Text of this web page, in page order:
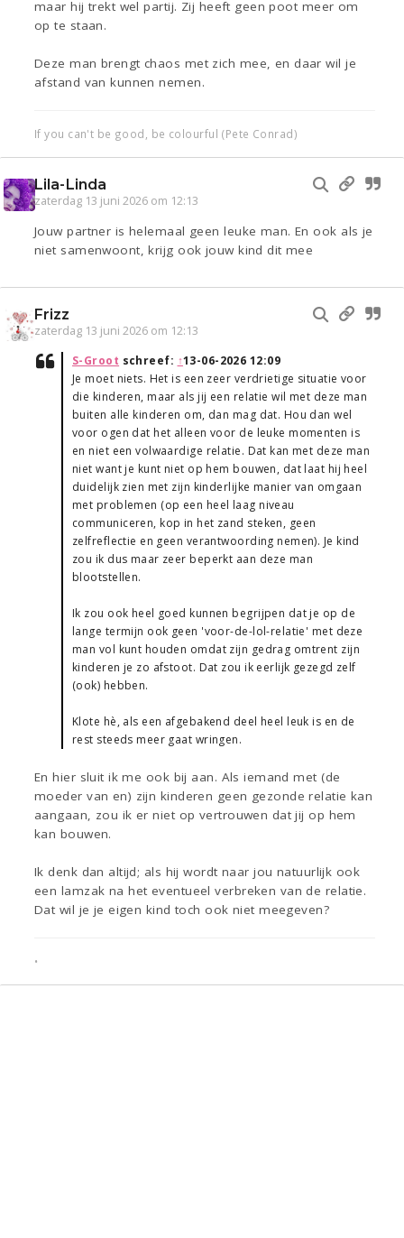
maar hij trekt wel partij. Zij heeft geen poot meer om
op te staan.
Deze man brengt chaos met zich mee, en daar wil je
afstand van kunnen nemen.
If you can't be good, be colourful (Pete Conrad)
Lila-Linda
zaterdag 13 juni 2026 om 12:13
Jouw partner is helemaal geen leuke man. En ook als je
niet samenwoont, krijg ook jouw kind dit mee
Frizz
zaterdag 13 juni 2026 om 12:13
S-Groot schreef: ↑13-06-2026 12:09
Je moet niets. Het is een zeer verdrietige situatie voor
die kinderen, maar als jij een relatie wil met deze man
buiten alle kinderen om, dan mag dat. Hou dan wel
voor ogen dat het alleen voor de leuke momenten is
en niet een volwaardige relatie. Dat kan met deze man
niet want je kunt niet op hem bouwen, dat laat hij heel
duidelijk zien met zijn kinderlijke manier van omgaan
met problemen (op een heel laag niveau
communiceren, kop in het zand steken, geen
zelfreflectie en geen verantwoording nemen). Je kind
zou ik dus maar zeer beperkt aan deze man
blootstellen.
Ik zou ook heel goed kunnen begrijpen dat je op de
lange termijn ook geen 'voor-de-lol-relatie' met deze
man vol kunt houden omdat zijn gedrag omtrent zijn
kinderen je zo afstoot. Dat zou ik eerlijk gezegd zelf
(ook) hebben.
Klote hè, als een afgebakend deel heel leuk is en de
rest steeds meer gaat wringen.
En hier sluit ik me ook bij aan. Als iemand met (de
moeder van en) zijn kinderen geen gezonde relatie kan
aangaan, zou ik er niet op vertrouwen dat jij op hem
kan bouwen.
Ik denk dan altijd; als hij wordt naar jou natuurlijk ook
een lamzak na het eventueel verbreken van de relatie.
Dat wil je je eigen kind toch ook niet meegeven?
•